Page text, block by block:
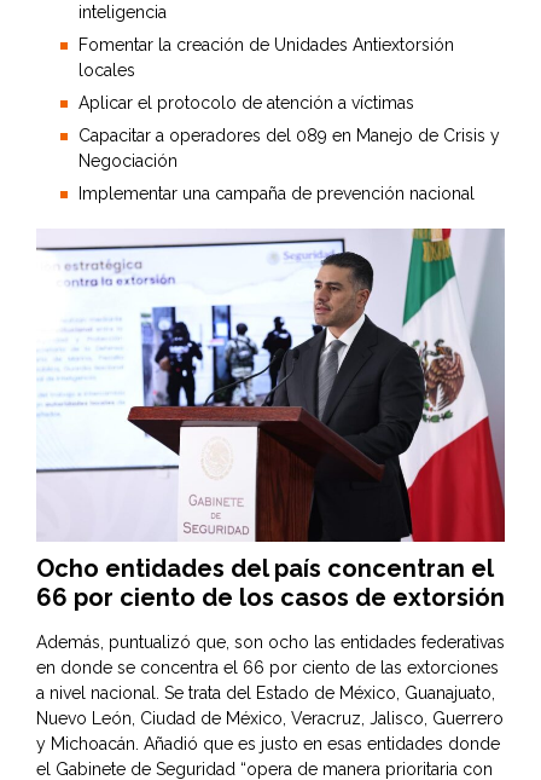
inteligencia
Fomentar la creación de Unidades Antiextorsión
locales
Aplicar el protocolo de atención a víctimas
Capacitar a operadores del 089 en Manejo de Crisis y
Negociación
Implementar una campaña de prevención nacional
Ocho entidades del país concentran el
66 por ciento de los casos de extorsión
Además, puntualizó que, son ocho las entidades federativas
en donde se concentra el 66 por ciento de las extorciones
a nivel nacional. Se trata del Estado de México, Guanajuato,
Nuevo León, Ciudad de México, Veracruz, Jalisco, Guerrero
y Michoacán. Añadió que es justo en esas entidades donde
el Gabinete de Seguridad “opera de manera prioritaria con